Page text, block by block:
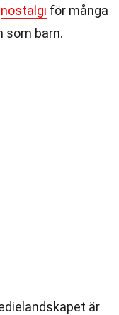
nostalgi för många
som barn.
är